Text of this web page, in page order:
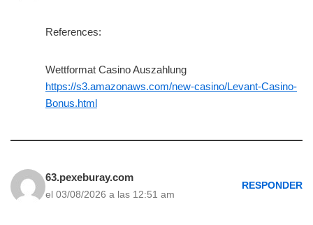
References:
Wettformat Casino Auszahlung
https://s3.amazonaws.com/new-casino/Levant-Casino-
Bonus.html
63.pexeburay.com
el 03/08/2026 a las 12:51 am
RESPONDER